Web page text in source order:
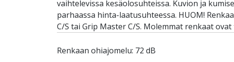
vaihtelevissa kesäolosuhteissa. Kuvion ja
parhaassa hinta-laatusuhteessa. HUOM!
C/S tai Grip Master C/S. Molemmat renkaat
Renkaan ohiajomelu: 72 dB